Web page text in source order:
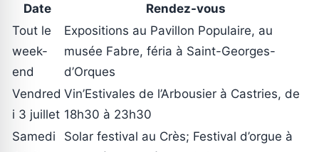
Date
Rendez-vous
Tout le
week-
end
Expositions au Pavillon Populaire, au
musée Fabre, féria à Saint-Georges-
d’Orques
Vendred
i 3 juillet
Vin’Estivales de l’Arbousier à Castries, de
18h30 à 23h30
Samedi
Solar festival au Crès; Festival d’orgue à